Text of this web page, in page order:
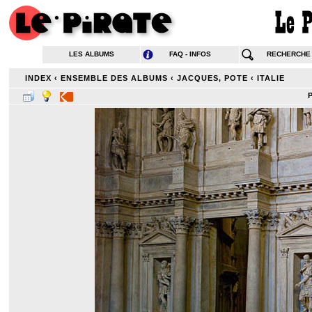
LES ALBUMS FAQ - INFOS RECHERCHE
INDEX ‹ ENSEMBLE DES ALBUMS ‹ JACQUES, POTE ‹ ITALIE